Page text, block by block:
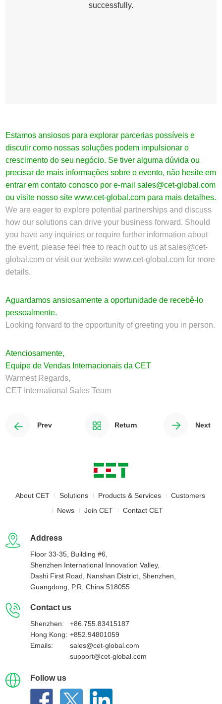
successfully.
Estamos ansiosos para explorar parcerias possíveis e
discutir como nossas soluções podem impulsionar o
crescimento do seu negócio. Se tiver alguma dúvida ou
precisar de mais informações sobre o evento, não hesite em
entrar em contato conosco por e-mailsales@cet-global.com
ou visite nosso sitewww.cet-global.com para mais detalhes.
We are eager to explore potential partnerships and discuss
how our solutions can drive your business forward. Should
you have any inquiries or require further information about
the event, please feel free to reach out to us atsales@cet-
global.com or visit our websitewww.cet-global.com for more
details.
Aguardamos ansiosamente a oportunidade de recebê-lo
pessoalmente.
Looking forward to the opportunity of greeting you in person.
Atenciosamente,
Equipe de Vendas Internacionais da CET
Warmest Regards,
CET International Sales Team
Prev Next
Return
About CET Solutions Products & Services
Customers
News
Join CET Contact CET
Address
Floor 33-35, Building #6,
Shenzhen International Innovation Valley,
Dashi First Road, Nanshan District, Shenzhen,
Guangdong, P.R. China 518055
Contact us
Shenzhen:
+86.755.83415187
Hong Kong: +852.94801059
Emails:
sales@cet-global.com
support@cet-global.com
Follow us